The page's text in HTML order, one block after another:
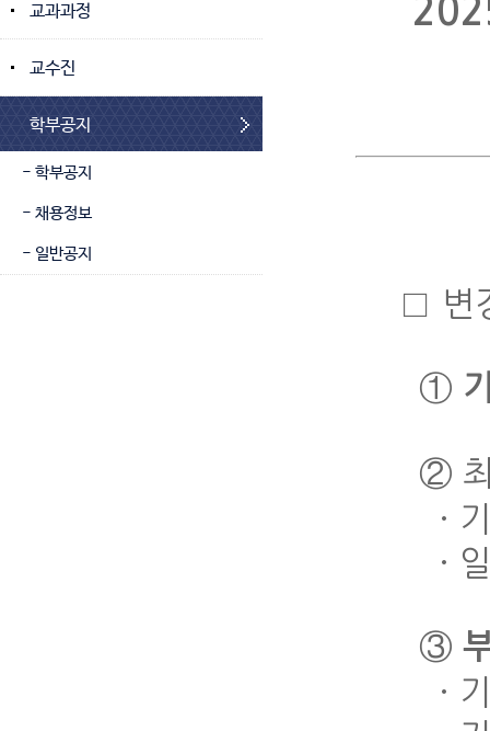
교과과정
교수진
학부공지
- 학부공지
- 채용정보
- 일반공지
□ 변
①
② 최
· 기
· 일
③
·